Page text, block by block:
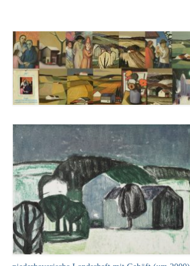
Leonhard Heinrich Hessel
George Paice
Johann Georg Strobel
Weitere Künstler nach 1945
Kunst 1900-1945
Walter Becker
Ernst Geitlinger
Erich Hartmann